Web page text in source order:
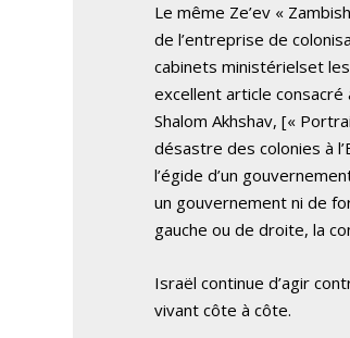
Le même Ze’ev «
de l’entreprise de
cabinets ministérielset
excellent article
Shalom Akhshav, [«
désastre des colonies à
l’égide d’un
un gouvernement ni de
gauche ou de droite, la
Israël continue d’agir
vivant côte à côte.